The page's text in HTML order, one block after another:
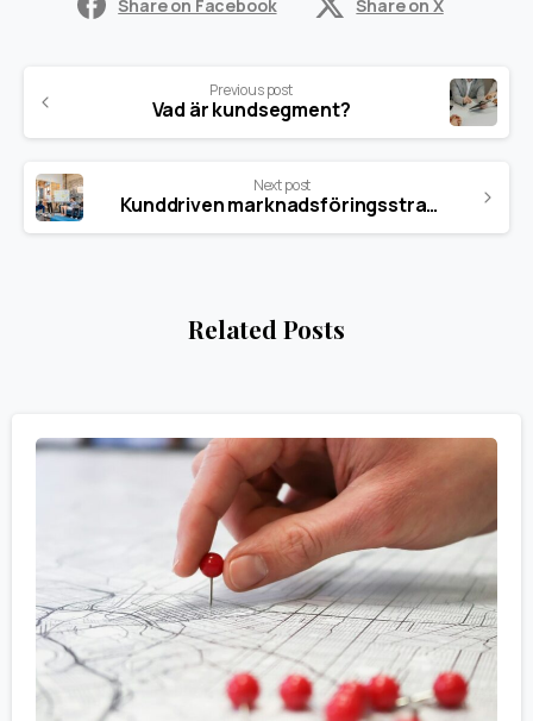
Share on Facebook Share on X
Previous post
Vad är kundsegment?
Next post
Kunddriven marknadsföringsstrategi (Förklarat)
Related Posts
0